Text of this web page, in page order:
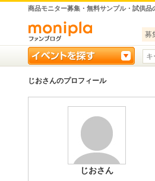
商品モニター募集・無料サンプル・試供品
募
じおさんのプロフィール
じおさん